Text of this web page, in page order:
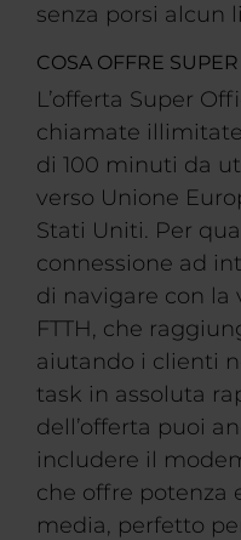
senza porsi alcun
COSA OFFRE
L’offerta Super
chiamate
di 100 minuti da
verso Unione
Stati Uniti. Per
connessione ad
di navigare con la
FTTH, che
aiutando i clienti
task in assoluta
dell’offerta puoi
includere il
che offre potenza
media, perfetto